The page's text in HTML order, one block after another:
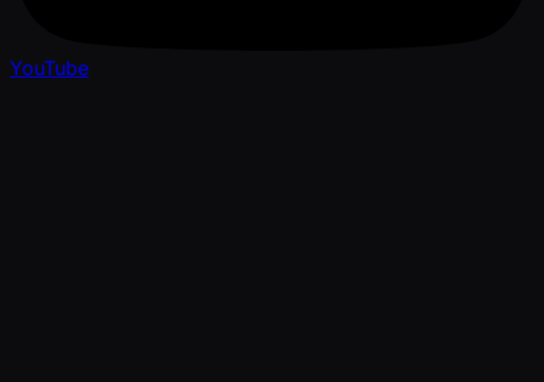
YouTube